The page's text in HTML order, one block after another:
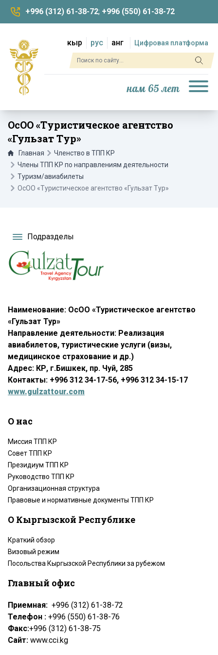
+996 (312) 61-38-72; +996 (550) 61-38-72
кыр рус анг Цифровая платформа
нам 65 лет
ОсОО «Туристическое агентство
«Гульзат Тур»
Главная
Членство в ТПП КР
Члены ТПП КР по направлениям деятельности
Туризм/авиабилеты
ОсОО «Туристическое агентство «Гульзат Тур»
Подразделы
Наименование: ОсОО «Туристическое агентство
«Гульзат Тур»
Направление деятельности: Реализация
авиабилетов, туристические услуги (визы,
медицинское страхование и др.)
Адрес: КР, г.Бишкек, пр. Чуй, 285
Контакты: +996 312 34-17-56, +996 312 34-15-17
www.gulzattour.com
О нас
Миссия ТПП КР
Совет ТПП КР
Президиум ТПП КР
Руководство ТПП КР
Организационная структура
Правовые и нормативные документы ТПП КР
О Кыргызской Республике
Краткий обзор
Визовый режим
Посольства Кыргызской Республики за рубежом
Главный офис
Приемная: +996 (312) 61-38-72
Телефон : +996 (550) 61-38-76
Факс:+996 (312) 61-38-75
Сайт: www.cci.kg